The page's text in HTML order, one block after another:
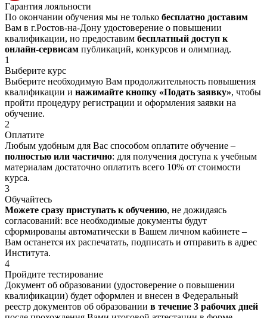
Гарантия лояльности
По окончании обучения мы не только бесплатно доставим
Вам в г.Ростов-на-Дону удостоверение о повышении
квалификации, но предоставим бесплатный доступ к
онлайн-сервисам публикаций, конкурсов и олимпиад.
1
Выберите курс
Выберите необходимую Вам продолжительность повышения
квалификации и нажимайте кнопку «Подать заявку», чтобы
пройти процедуру регистрации и оформления заявки на
обучение.
2
Оплатите
Любым удобным для Вас способом оплатите обучение –
полностью или частично: для получения доступа к учебным
материалам достаточно оплатить всего 10% от стоимости
курса.
3
Обучайтесь
Можете сразу приступать к обучению, не дожидаясь
согласований: все необходимые документы будут
сформированы автоматически в Вашем личном кабинете –
Вам останется их распечатать, подписать и отправить в адрес
Института.
4
Пройдите тестирование
Документ об образовании (удостоверение о повышении
квалификации) будет оформлен и внесен в Федеральный
реестр документов об образовании в течение 3 рабочих дней